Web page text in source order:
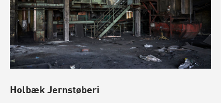
Holbæk Jernstøberi